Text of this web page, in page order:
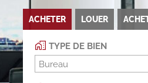
ACHETER LOUER
TYPE DE BIEN
Bureau